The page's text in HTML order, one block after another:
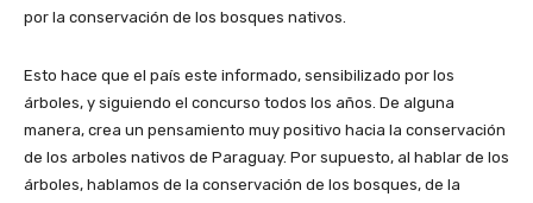
por la conservación de los bosques nativos.
Esto hace que el país este informado, sensibilizado por los
árboles, y siguiendo el concurso todos los años. De alguna
manera, crea un pensamiento muy positivo hacia la conservación
de los arboles nativos de Paraguay. Por supuesto, al hablar de los
árboles, hablamos de la conservación de los bosques, de la